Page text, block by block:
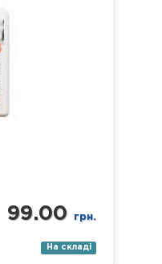
99.00 грн.
На складі